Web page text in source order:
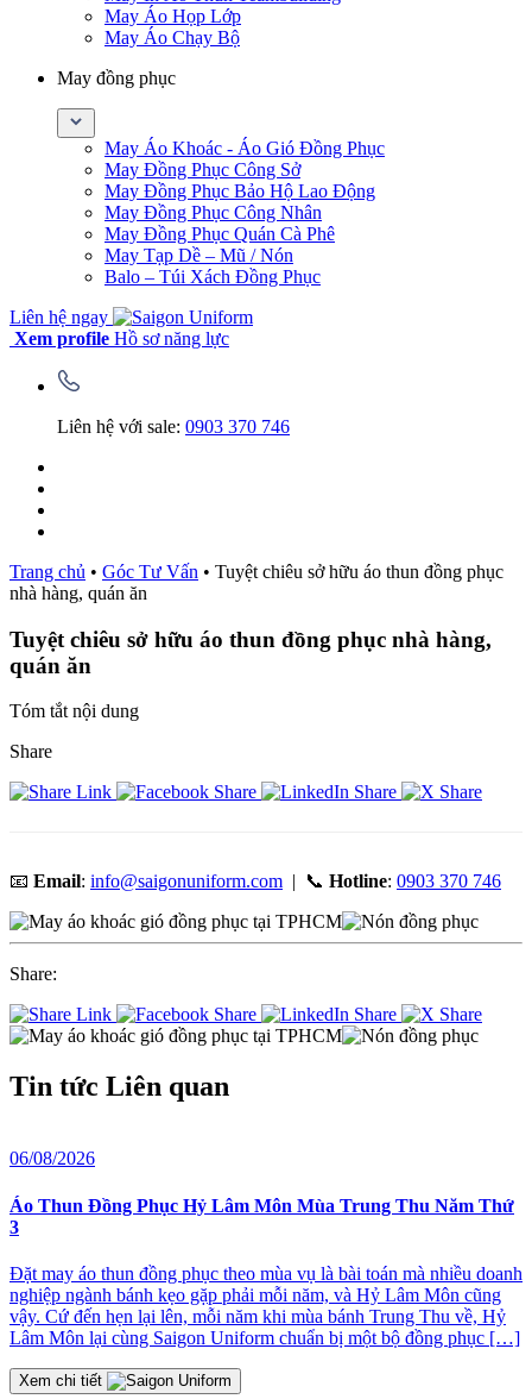
May Áo Họp Lớp
May Áo Chạy Bộ
May đồng phục
May Áo Khoác - Áo Gió Đồng Phục
May Đồng Phục Công Sở
May Đồng Phục Bảo Hộ Lao Động
May Đồng Phục Công Nhân
May Đồng Phục Quán Cà Phê
May Tạp Dề – Mũ / Nón
Balo – Túi Xách Đồng Phục
Liên hệ ngay
Xem profile Hồ sơ năng lực
Liên hệ với sale: 0903 370 746
Trang chủ • Góc Tư Vấn • Tuyệt chiêu sở hữu áo thun đồng phục
nhà hàng, quán ăn
Tuyệt chiêu sở hữu áo thun đồng phục nhà hàng,
quán ăn
Tóm tắt nội dung
Share
📧 Email: info@saigonuniform.com | 📞 Hotline: 0903 370 746
Share:
Tin tức Liên quan
06/08/2026
Áo Thun Đồng Phục Hỷ Lâm Môn Mùa Trung Thu Năm Thứ
3
Đặt may áo thun đồng phục theo mùa vụ là bài toán mà nhiều doanh
nghiệp ngành bánh kẹo gặp phải mỗi năm, và Hỷ Lâm Môn cũng
vậy. Cứ đến hẹn lại lên, mỗi năm khi mùa bánh Trung Thu về, Hỷ
Lâm Môn lại cùng Saigon Uniform chuẩn bị một bộ đồng phục […]
Xem chi tiết